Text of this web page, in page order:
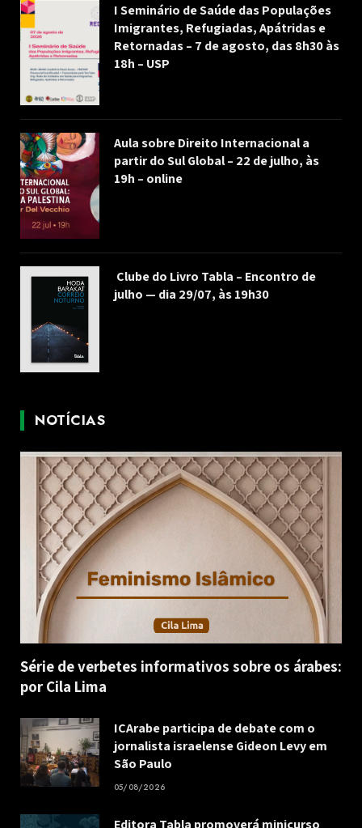
I Seminário de Saúde das Populações
Imigrantes, Refugiadas, Apátridas e
Retornadas – 7 de agosto, das 8h30 às
18h – USP
Aula sobre Direito Internacional a
partir do Sul Global – 22 de julho, às
19h – online
Clube do Livro Tabla – Encontro de
julho — dia 29/07, às 19h30
NOTÍCIAS
Série de verbetes informativos sobre os árabes:
por Cila Lima
ICArabe participa de debate com o
jornalista israelense Gideon Levy em
São Paulo
05/08/2026
Editora Tabla promoverá minicurso